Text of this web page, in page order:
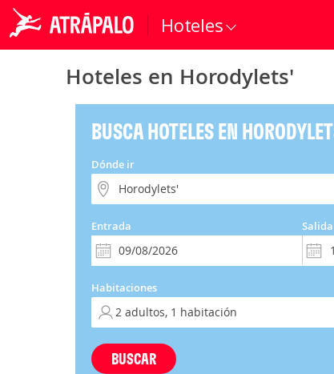
Hoteles
Hoteles en Horodylets'
BUSCA HOTELES EN
Dónde ir
Entrada Salida
Habitaciones
BUSCAR